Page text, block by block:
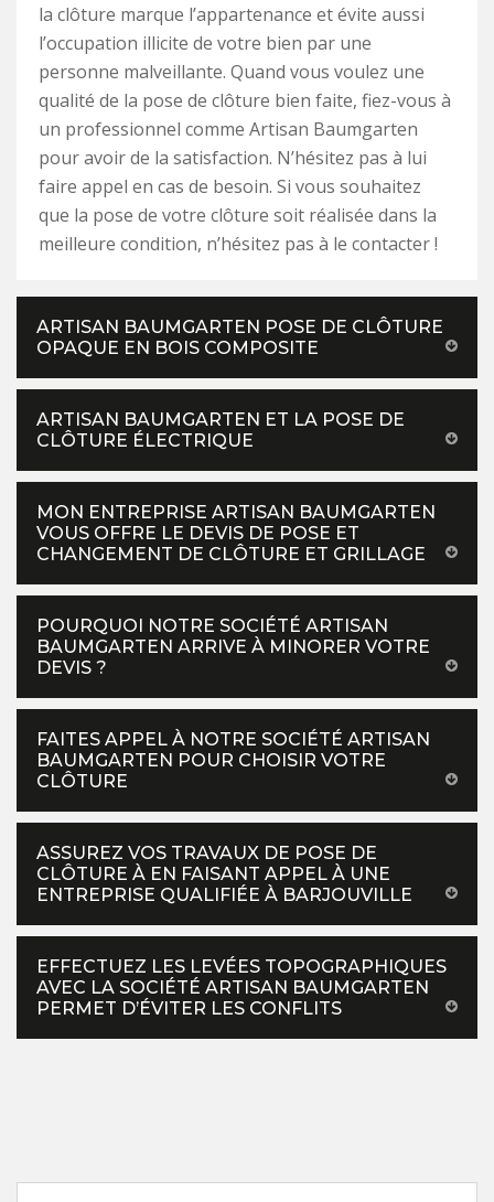
la clôture marque l’appartenance et évite aussi
l’occupation illicite de votre bien par une
personne malveillante. Quand vous voulez une
qualité de la pose de clôture bien faite, fiez-vous à
un professionnel comme Artisan Baumgarten
pour avoir de la satisfaction. N’hésitez pas à lui
faire appel en cas de besoin. Si vous souhaitez
que la pose de votre clôture soit réalisée dans la
meilleure condition, n’hésitez pas à le contacter !
ARTISAN BAUMGARTEN POSE DE CLÔTURE
OPAQUE EN BOIS COMPOSITE
ARTISAN BAUMGARTEN ET LA POSE DE
CLÔTURE ÉLECTRIQUE
MON ENTREPRISE ARTISAN BAUMGARTEN
VOUS OFFRE LE DEVIS DE POSE ET
CHANGEMENT DE CLÔTURE ET GRILLAGE
POURQUOI NOTRE SOCIÉTÉ ARTISAN
BAUMGARTEN ARRIVE À MINORER VOTRE
DEVIS ?
FAITES APPEL À NOTRE SOCIÉTÉ ARTISAN
BAUMGARTEN POUR CHOISIR VOTRE
CLÔTURE
ASSUREZ VOS TRAVAUX DE POSE DE
CLÔTURE À EN FAISANT APPEL À UNE
ENTREPRISE QUALIFIÉE À BARJOUVILLE
EFFECTUEZ LES LEVÉES TOPOGRAPHIQUES
AVEC LA SOCIÉTÉ ARTISAN BAUMGARTEN
PERMET D’ÉVITER LES CONFLITS